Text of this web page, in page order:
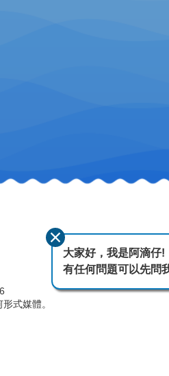
式媒體。
大家好，我是阿滴仔!
有任何問題可以先問